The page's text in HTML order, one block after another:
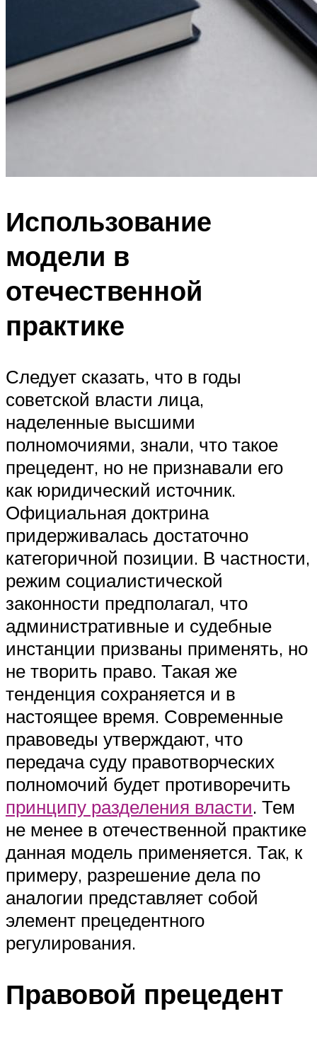
Использование
модели в
отечественной
практике
Следует сказать, что в годы
советской власти лица,
наделенные высшими
полномочиями, знали, что такое
прецедент, но не признавали его
как юридический источник.
Официальная доктрина
придерживалась достаточно
категоричной позиции. В частности,
режим социалистической
законности предполагал, что
административные и судебные
инстанции призваны применять, но
не творить право. Такая же
тенденция сохраняется и в
настоящее время. Современные
правоведы утверждают, что
передача суду правотворческих
полномочий будет противоречить
принципу разделения власти. Тем
не менее в отечественной практике
данная модель применяется. Так, к
примеру, разрешение дела по
аналогии представляет собой
элемент прецедентного
регулирования.
Правовой прецедент